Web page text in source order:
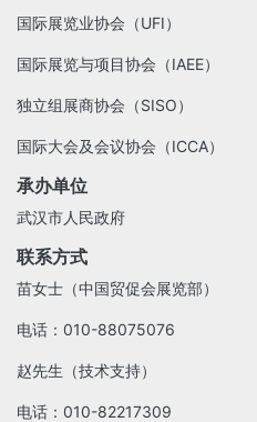
国际展览业协会（UFI）
国际展览与项目协会（IAEE）
独立组展商协会（SISO）
国际大会及会议协会（ICCA）
承办单位
武汉市人民政府
联系方式
苗女士（中国贸促会展览部）
电话：010-88075076
赵先生（技术支持）
电话：010-82217309